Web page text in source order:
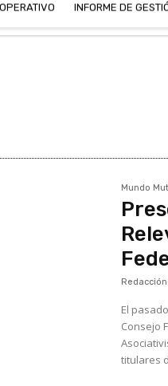
INFORME DE
Mundo
El
Consejo
titulares